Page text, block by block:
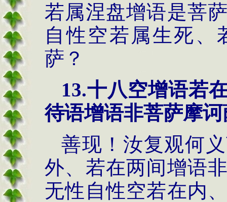
若属涅盘增语是菩
自性空若属生死、
萨？
13.十八空增语若
待语增语非菩萨摩诃
善现！汝复观何
外、若在两间增语
无性自性空若在内